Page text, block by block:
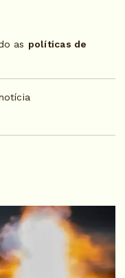
as políticas de